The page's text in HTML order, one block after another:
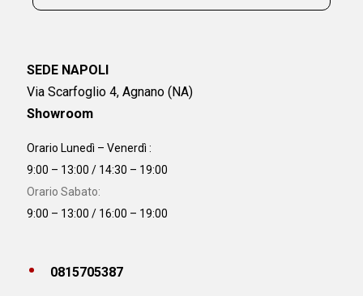
SEDE NAPOLI
Via Scarfoglio 4, Agnano (NA)
Showroom
Orario Lunedì – Venerdì :
9:00 – 13:00 / 14:30 – 19:00
Orario Sabato:
9:00 – 13:00 / 16:00 – 19:00
0815705387